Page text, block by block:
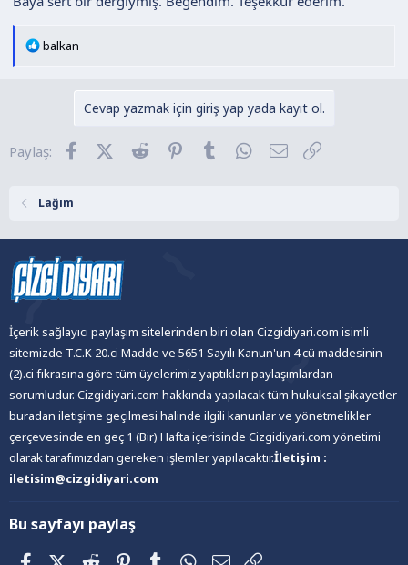
T
e
balkan
Cevap yazmak için giriş yap yada kayıt ol.
Paylaş: FacebookX (Twitter)
Reddit Pinterest
Tumblr WhatsApp
E-posta
Lağım
İçerik sağlayıcı paylaşım sitelerinden biri olan Cizgidiyari.com isimli
sitemizde T.C.K 20.ci Madde ve 5651 Sayılı Kanun'un 4.cü maddesinin
(2).ci fıkrasına göre tüm üyelerimiz yaptıkları paylaşımlardan
sorumludur. Cizgidiyari.com hakkında yapılacak tüm hukuksal şikayetler
buradan iletişime geçilmesi halinde ilgili kanunlar ve yönetmelikler
çerçevesinde en geç 1 (Bir) Hafta içerisinde Cizgidiyari.com yönetimi
olarak tarafımızdan gereken işlemler yapılacaktır.İletişim :
iletisim@cizgidiyari.com
Bu sayfayı paylaş
FacebookX (Twitter)
Reddit PinterestTumblrWhatsApp
E-posta